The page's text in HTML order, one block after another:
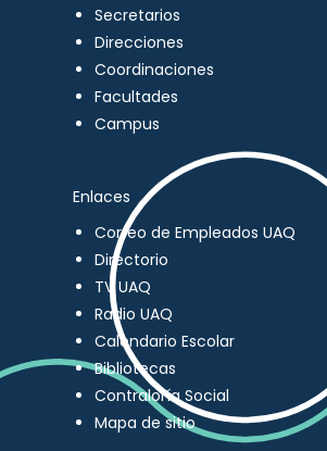
Secretarios
Direcciones
Coordinaciones
Facultades
Campus
Enlaces
Correo de Empleados UAQ
Directorio
TV UAQ
Radio UAQ
Calendario Escolar
Bibliotecas
Contraloría Social
Mapa de sitio